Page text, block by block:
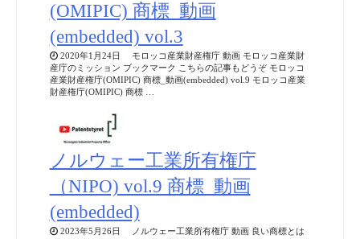
(OMIPIC) 商標_動画
(embedded) vol.3
2020年1月24日 モロッコ産業財産権庁 動画 モロッコ産業財
産庁のミッション ブックマーク こちらの記事もどうぞ モロッコ
産業財産権庁(OMIPIC) 商標_動画(embedded) vol.9 モロッコ産業
財産権庁(OMIPIC) 商標 …
ノルウェー工業所有権庁
（NIPO) vol.9 商標_動画
(embedded)
2023年5月26日 ノルウェー工業所有権庁 動画 良い商標とは